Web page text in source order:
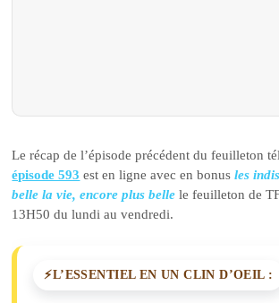
Le récap de l’épisode précédent du feuilleton
épisode 593 est en ligne avec en bonusles
belle la vie, encore plus belle le feuilleton de
13H50 du lundi au vendredi.
L’ESSENTIEL EN UN CLIN D’OEIL :